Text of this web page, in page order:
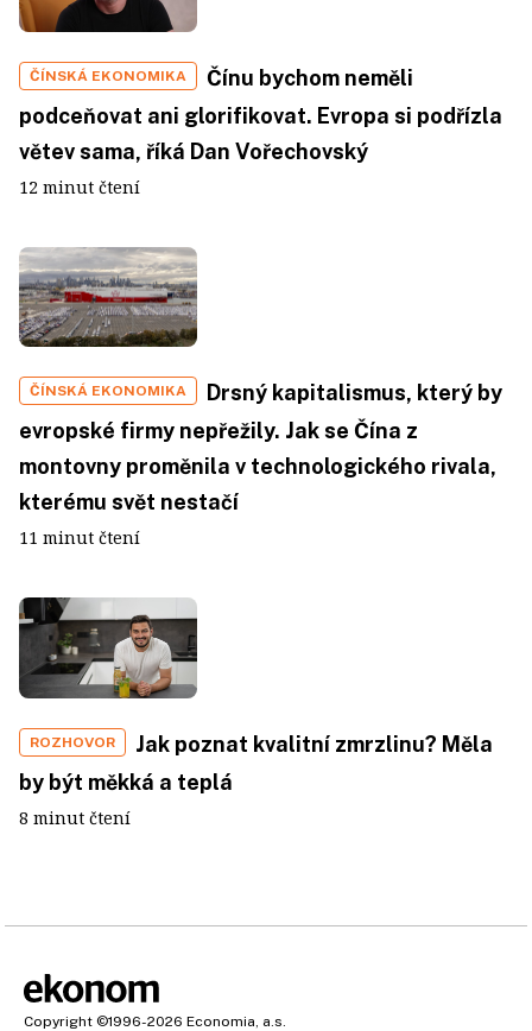
ČÍNSKÁ EKONOMIKA
Čínu bychom neměli
podceňovat ani glorifikovat. Evropa si podřízla
větev sama, říká Dan Vořechovský
12 minut čtení
ČÍNSKÁ EKONOMIKA
Drsný kapitalismus, který by
evropské firmy nepřežily. Jak se Čína z
montovny proměnila v technologického rivala,
kterému svět nestačí
11 minut čtení
ROZHOVOR
Jak poznat kvalitní zmrzlinu? Měla
by být měkká a teplá
8 minut čtení
Copyright ©1996-2026 Economia, a.s.